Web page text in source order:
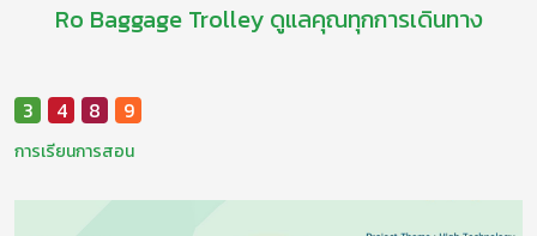
Ro Baggage Trolley ดูแลคุณทุกการเดินทาง
3 4 8 9
การเรียนการสอน